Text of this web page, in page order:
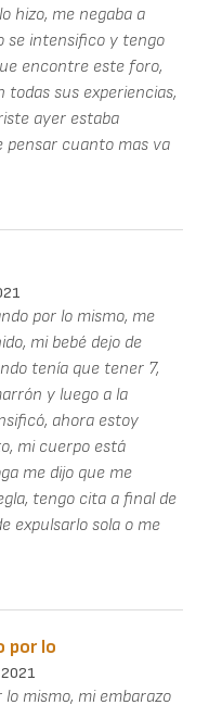
hizo, me negaba a
se intensifico y tengo
encontre este foro,
sus experiencias,
ayer estaba
pensar cuanto mas va
por lo mismo, me
mi bebé dejo de
tenía que tener 7,
y luego a la
ahora estoy
mi cuerpo está
me dijo que me
tengo cita a final de
expulsarlo sola o me
por lo
mismo, mi embarazo